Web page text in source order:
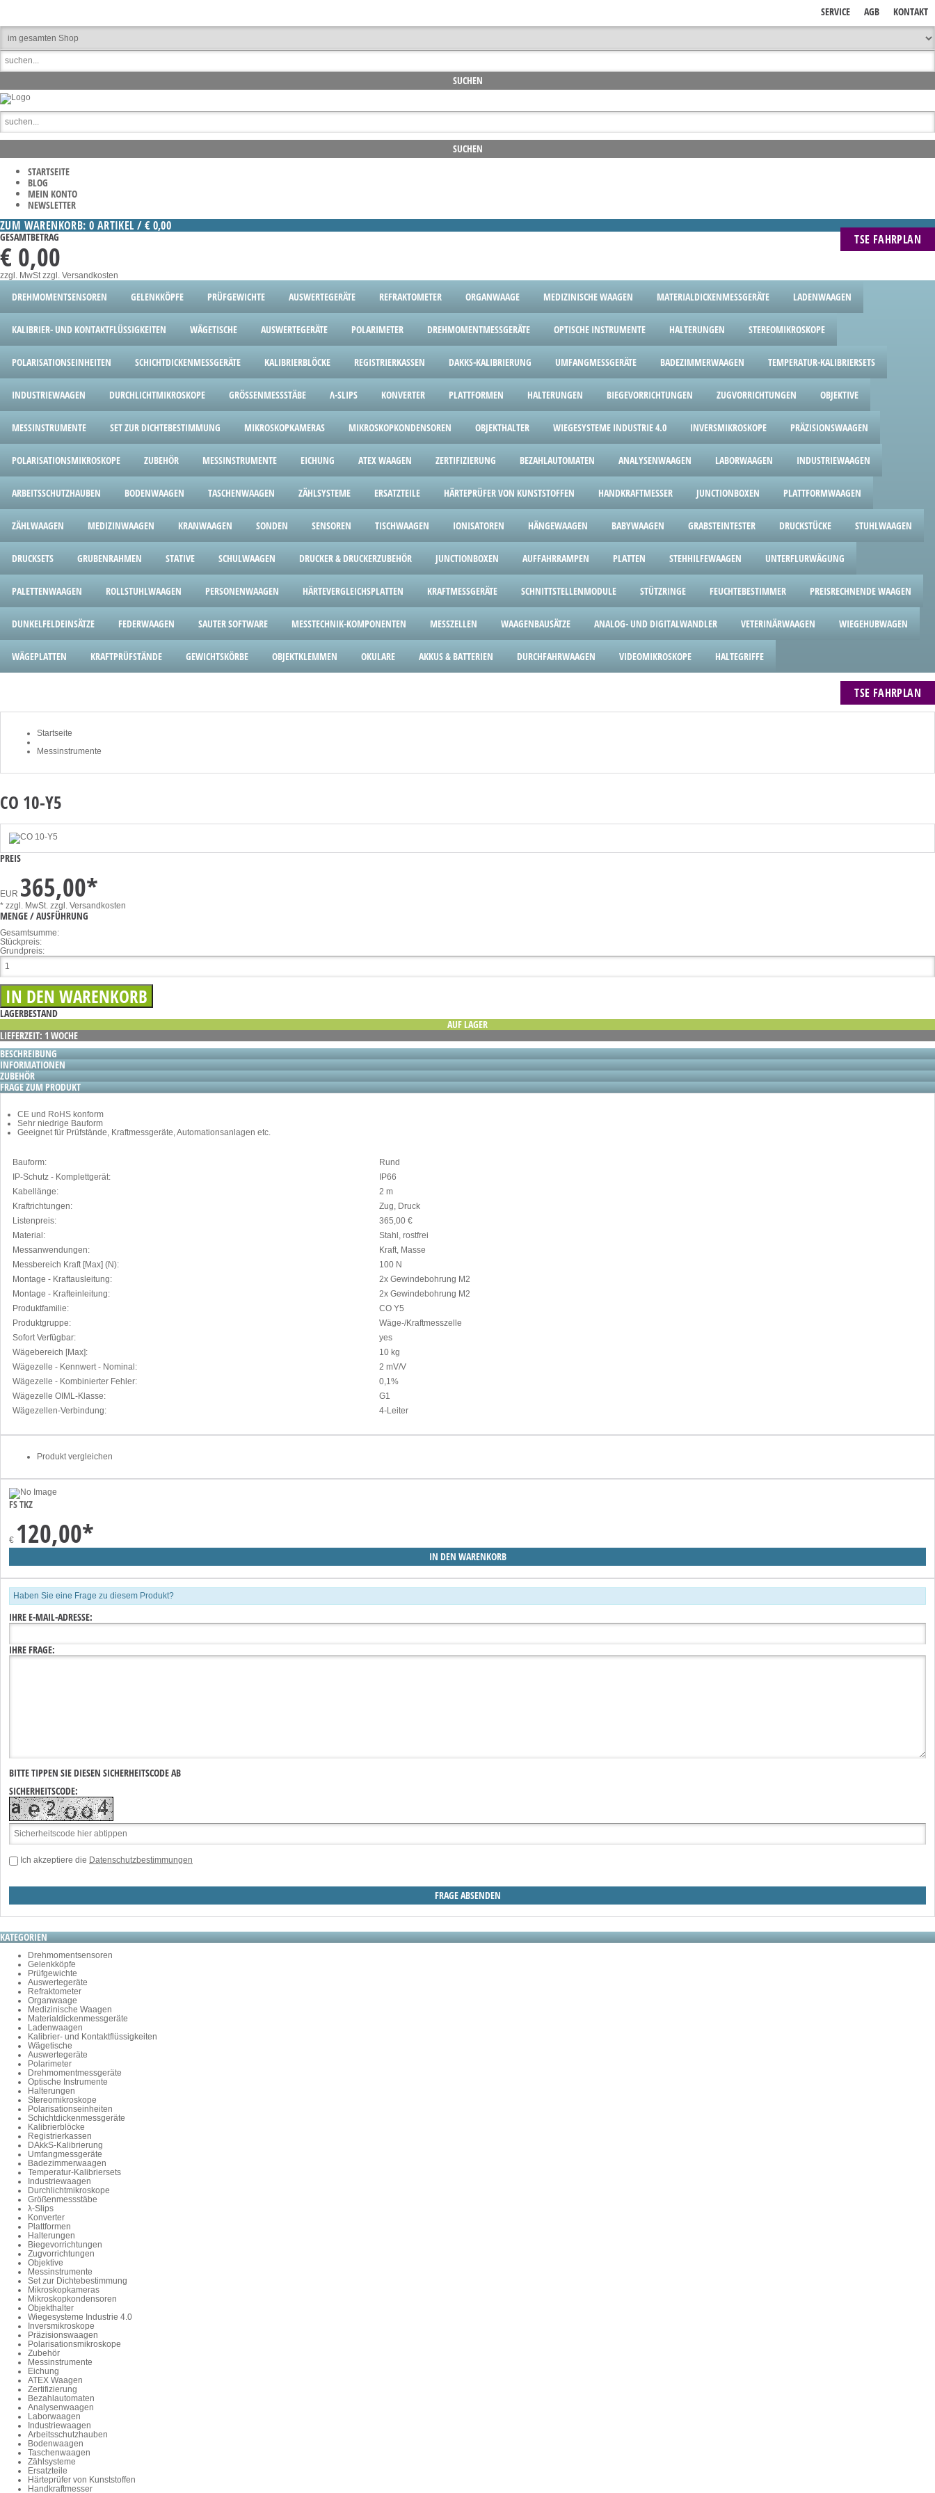
KONTAKT
AGB
SERVICE
STARTSEITE
BLOG
MEIN KONTO
NEWSLETTER
TSE FAHRPLAN
ZUM WARENKORB: 0 ARTIKEL / € 0,00
GESAMTBETRAG
€ 0,00
zzgl. MwStzzgl. Versandkosten
DREHMOMENTSENSOREN GELENKKÖPFE PRÜFGEWICHTE AUSWERTEGERÄTE REFRAKTOMETER ORGANWAAGE MEDIZINISCHE WAAGEN MATERIALDICKENMESSGERÄTE LADENWAAGEN
KALIBRIER- UND KONTAKTFLÜSSIGKEITEN WÄGETISCHE AUSWERTEGERÄTE POLARIMETER DREHMOMENTMESSGERÄTE OPTISCHE INSTRUMENTE HALTERUNGEN STEREOMIKROSKOPE
POLARISATIONSEINHEITEN SCHICHTDICKENMESSGERÄTE KALIBRIERBLÖCKE REGISTRIERKASSEN DAKKS-KALIBRIERUNG UMFANGMESSGERÄTE BADEZIMMERWAAGEN TEMPERATUR-KALIBRIERSETS
INDUSTRIEWAAGEN DURCHLICHTMIKROSKOPE GRÖSSENMESSSTÄBE Λ-SLIPS KONVERTER PLATTFORMEN HALTERUNGEN BIEGEVORRICHTUNGEN ZUGVORRICHTUNGEN OBJEKTIVE
MESSINSTRUMENTE SET ZUR DICHTEBESTIMMUNG MIKROSKOPKAMERAS MIKROSKOPKONDENSOREN OBJEKTHALTER WIEGESYSTEME INDUSTRIE 4.0 INVERSMIKROSKOPE PRÄZISIONSWAAGEN
POLARISATIONSMIKROSKOPE ZUBEHÖR MESSINSTRUMENTE EICHUNG ATEX WAAGEN ZERTIFIZIERUNG BEZAHLAUTOMATEN ANALYSENWAAGEN LABORWAAGEN INDUSTRIEWAAGEN
ARBEITSSCHUTZHAUBEN BODENWAAGEN TASCHENWAAGEN ZÄHLSYSTEME ERSATZTEILE HÄRTEPRÜFER VON KUNSTSTOFFEN HANDKRAFTMESSER JUNCTIONBOXEN PLATTFORMWAAGEN
ZÄHLWAAGEN MEDIZINWAAGEN KRANWAAGEN SONDEN SENSOREN TISCHWAAGEN IONISATOREN HÄNGEWAAGEN BABYWAAGEN GRABSTEINTESTER DRUCKSTÜCKE STUHLWAAGEN
DRUCKSETS GRUBENRAHMEN STATIVE SCHULWAAGEN DRUCKER & DRUCKERZUBEHÖR JUNCTIONBOXEN AUFFAHRRAMPEN PLATTEN STEHHILFEWAAGEN UNTERFLURWÄGUNG
PALETTENWAAGEN ROLLSTUHLWAAGEN PERSONENWAAGEN HÄRTEVERGLEICHSPLATTEN KRAFTMESSGERÄTE SCHNITTSTELLENMODULE STÜTZRINGE FEUCHTEBESTIMMER PREISRECHNENDE WAAGEN
DUNKELFELDEINSÄTZE FEDERWAAGEN SAUTER SOFTWARE MESSTECHNIK-KOMPONENTEN MESSZELLEN WAAGENBAUSÄTZE ANALOG- UND DIGITALWANDLER VETERINÄRWAAGEN WIEGEHUBWAGEN
WÄGEPLATTEN KRAFTPRÜFSTÄNDE GEWICHTSKÖRBE OBJEKTKLEMMEN OKULARE AKKUS & BATTERIEN DURCHFAHRWAAGEN VIDEOMIKROSKOPE HALTEGRIFFE
TSE FAHRPLAN
Startseite
Messinstrumente
CO 10-Y5
PREIS
EUR 365,00*
* zzgl. MwSt. zzgl. Versandkosten
MENGE / AUSFÜHRUNG
Gesamtsumme:
Stückpreis:
Grundpreis:
LAGERBESTAND
AUF LAGER
LIEFERZEIT: 1 WOCHE
BESCHREIBUNG
INFORMATIONEN
ZUBEHÖR
FRAGE ZUM PRODUKT
CE und RoHS konform
Sehr niedrige Bauform
Geeignet für Prüfstände, Kraftmessgeräte, Automationsanlagen etc.
Bauform:
Rund
IP-Schutz - Komplettgerät:
IP66
Kabellänge:
2 m
Kraftrichtungen:
Zug, Druck
Listenpreis:
365,00 €
Material:
Stahl, rostfrei
Messanwendungen:
Kraft, Masse
Messbereich Kraft [Max] (N):
100 N
Montage - Kraftausleitung:
2x Gewindebohrung M2
Montage - Krafteinleitung:
2x Gewindebohrung M2
Produktfamilie:
CO Y5
Produktgruppe:
Wäge-/Kraftmesszelle
Sofort Verfügbar:
yes
Wägebereich [Max]:
10 kg
Wägezelle - Kennwert - Nominal:
2 mV/V
Wägezelle - Kombinierter Fehler:
0,1%
Wägezelle OIML-Klasse:
G1
Wägezellen-Verbindung:
4-Leiter
Produkt vergleichen
FS TKZ
€ 120,00*
Haben Sie eine Frage zu diesem Produkt?
IHRE E-MAIL-ADRESSE:
IHRE FRAGE:
BITTE TIPPEN SIE DIESEN SICHERHEITSCODE AB
SICHERHEITSCODE:
Ich akzeptiere die Datenschutzbestimmungen
KATEGORIEN
Drehmomentsensoren
Gelenkköpfe
Prüfgewichte
Auswertegeräte
Refraktometer
Organwaage
Medizinische Waagen
Materialdickenmessgeräte
Ladenwaagen
Kalibrier- und Kontaktflüssigkeiten
Wägetische
Auswertegeräte
Polarimeter
Drehmomentmessgeräte
Optische Instrumente
Halterungen
Stereomikroskope
Polarisationseinheiten
Schichtdickenmessgeräte
Kalibrierblöcke
Registrierkassen
DAkkS-Kalibrierung
Umfangmessgeräte
Badezimmerwaagen
Temperatur-Kalibriersets
Industriewaagen
Durchlichtmikroskope
Größenmessstäbe
λ-Slips
Konverter
Plattformen
Halterungen
Biegevorrichtungen
Zugvorrichtungen
Objektive
Messinstrumente
Set zur Dichtebestimmung
Mikroskopkameras
Mikroskopkondensoren
Objekthalter
Wiegesysteme Industrie 4.0
Inversmikroskope
Präzisionswaagen
Polarisationsmikroskope
Zubehör
Messinstrumente
Eichung
ATEX Waagen
Zertifizierung
Bezahlautomaten
Analysenwaagen
Laborwaagen
Industriewaagen
Arbeitsschutzhauben
Bodenwaagen
Taschenwaagen
Zählsysteme
Ersatzteile
Härteprüfer von Kunststoffen
Handkraftmesser